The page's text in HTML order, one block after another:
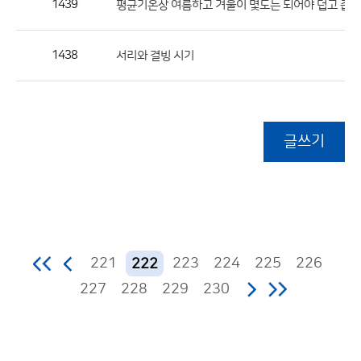
1439 평균기온상 여름하고 겨울이 몇도는 되어야 덥고 춥
1438 서리와 결빙 시기
글쓰기
221 222 223 224 225
226
227
228 229 230